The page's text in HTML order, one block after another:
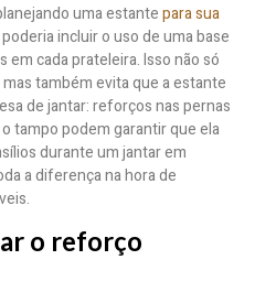
uma estantepara sua
incluir o uso de uma base
em cada prateleira. Isso não só
também evita que a estante
de jantar: reforços nas pernas
tampo podem garantir que ela
durante um jantar em
a diferença na hora de
o reforço